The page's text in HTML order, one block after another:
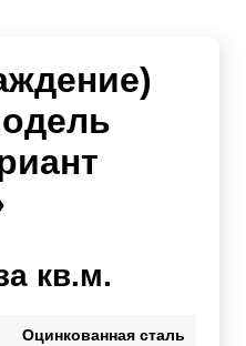
кв.м.
Оцинкованная сталь